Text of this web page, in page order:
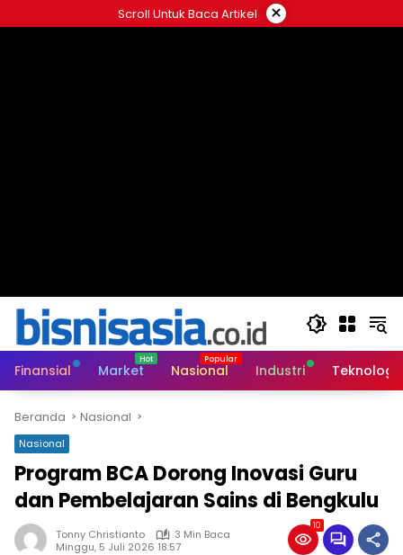
ke
Scroll Untuk Baca Artikel ×
Finansial Market Nasional Industri Teknologi
Beranda Nasional
Nasional
Program BCA Dorong Inovasi Guru
dan Pembelajaran Sains di Bengkulu
Tonny Christianto
3 Min Baca
Minggu, 5 Juli 2026 18:57
10